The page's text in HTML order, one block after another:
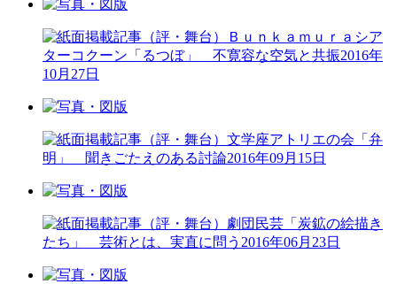
（評・舞台）Ｂｕｎｋａｍｕｒａシア
ターコクーン「るつぼ」 不寛容な空気と共振2016年
10月27日
（評・舞台）文学座アトリエの会「弁
明」 聞きごたえのある討論2016年09月15日
（評・舞台）劇団民芸「炭鉱の絵描き
たち」 芸術とは、実直に問う 2016年06月23日